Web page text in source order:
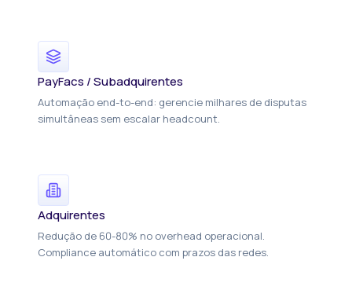
PayFacs / Subadquirentes
Automação end-to-end: gerencie milhares de disputas
simultâneas sem escalar headcount.
Adquirentes
Redução de 60-80% no overhead operacional.
Compliance automático com prazos das redes.